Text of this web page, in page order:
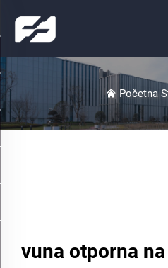
Početna
vuna otporna